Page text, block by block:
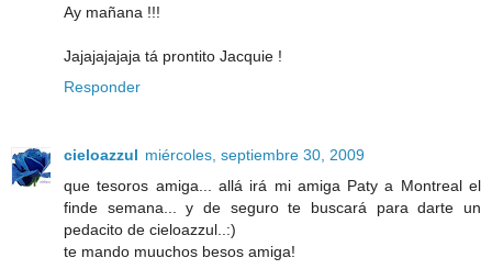
Ay mañana !!!
Jajajajajaja tá prontito Jacquie !
Responder
cieloazzul miércoles, septiembre 30, 2009
que tesoros amiga... allá irá mi amiga Paty a Montreal el
finde semana... y de seguro te buscará para darte un
pedacito de cieloazzul..:)
te mando muuchos besos amiga!